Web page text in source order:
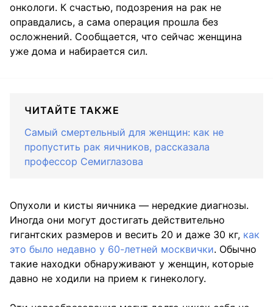
онкологи. К счастью, подозрения на рак не
оправдались, а сама операция прошла без
осложнений. Сообщается, что сейчас женщина
уже дома и набирается сил.
ЧИТАЙТЕ ТАКЖЕ
Самый смертельный для женщин: как не
пропустить рак яичников, рассказала
профессор Семиглазова
Опухоли и кисты яичника — нередкие диагнозы.
Иногда они могут достигать действительно
гигантских размеров и весить 20 и даже 30 кг, как
это было недавно у 60-летней москвички. Обычно
такие находки обнаруживают у женщин, которые
давно не ходили на прием к гинекологу.